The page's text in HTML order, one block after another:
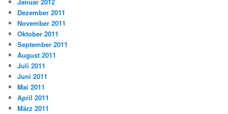
Dezember 2011
November 2011
Oktober 2011
September 2011
August 2011
Juli 2011
Juni 2011
Mai 2011
April 2011
März 2011